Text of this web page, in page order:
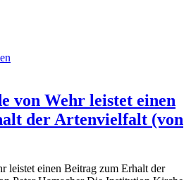
von Wehr leistet einen
der Artenvielfalt (von
leistet einen Beitrag zum Erhalt der